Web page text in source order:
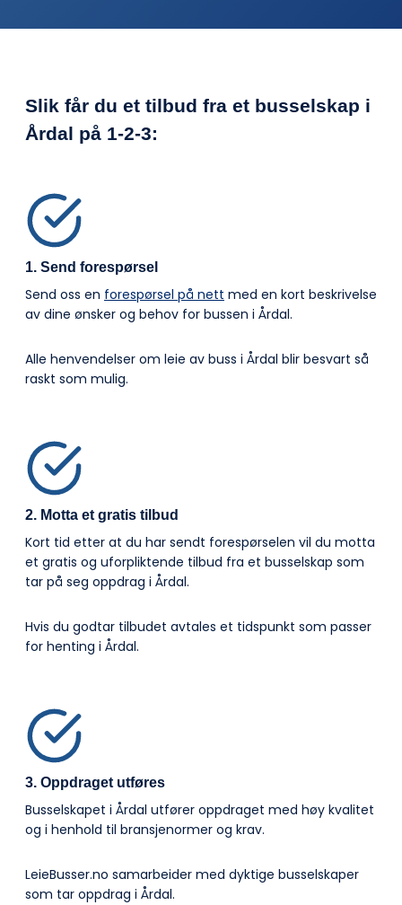
Slik får du et tilbud fra et busselskap i
Årdal på 1-2-3:
1. Send forespørsel
Send oss en forespørsel på nett med en kort beskrivelse
av dine ønsker og behov for bussen i Årdal.
Alle henvendelser om leie av buss i Årdal blir besvart så
raskt som mulig.
2. Motta et gratis tilbud
Kort tid etter at du har sendt forespørselen vil du motta
et gratis og uforpliktende tilbud fra et busselskap som
tar på seg oppdrag i Årdal.
Hvis du godtar tilbudet avtales et tidspunkt som passer
for henting i Årdal.
3. Oppdraget utføres
Busselskapet i Årdal utfører oppdraget med høy kvalitet
og i henhold til bransje­normer og krav.
LeieBusser.no samarbeider med dyktige busselskaper
som tar oppdrag i Årdal.